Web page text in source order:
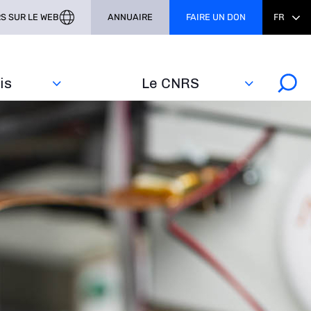
Le CNRS
SUR LE WEB ANNUAIRE FAIRE UN DON FR